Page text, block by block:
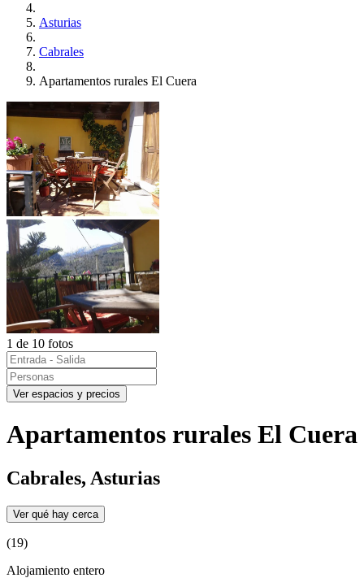
Asturias
Cabrales
Apartamentos rurales El Cuera
1 de 10 fotos
Ver espacios y precios
Apartamentos rurales El Cuera
Cabrales, Asturias
Ver qué hay cerca
(19)
Alojamiento entero